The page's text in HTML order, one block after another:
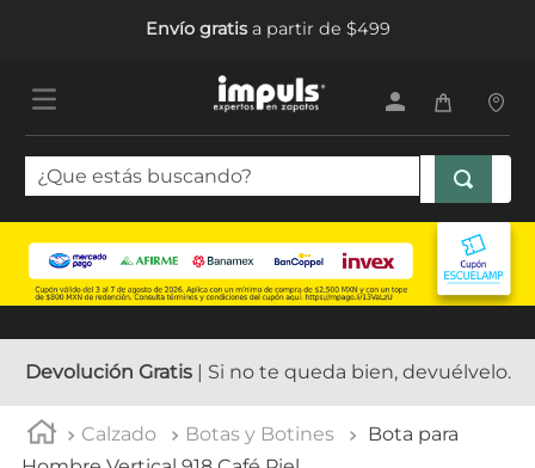
Envío gratisa partir de $499
¿Que estás buscando?
Devolución Gratis| Si no te queda bien, devuélvelo.
Calzado Botas y Botines
Bota para
TÉRMINOS MÁS BUSCADOS
1.
sandalias mujer
tenis hombre
5. tenis